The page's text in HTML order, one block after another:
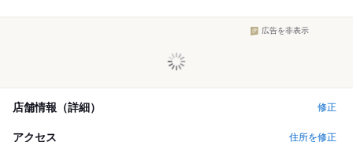
広告を非表示
店舗情報（詳細） 修正
アクセス 住所を修正